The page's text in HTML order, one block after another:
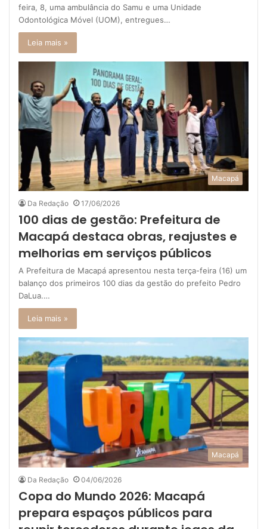
feira, 8, uma ambulância do Samu e uma Unidade
Odontológica Móvel (UOM), entregues…
Leia mais »
Macapá
Da Redação 17/06/2026
100 dias de gestão: Prefeitura de
Macapá destaca obras, reajustes e
melhorias em serviços públicos
A Prefeitura de Macapá apresentou nesta terça-feira (16) um
balanço dos primeiros 100 dias da gestão do prefeito Pedro
DaLua.…
Leia mais »
Macapá
Da Redação 04/06/2026
Copa do Mundo 2026: Macapá
prepara espaços públicos para